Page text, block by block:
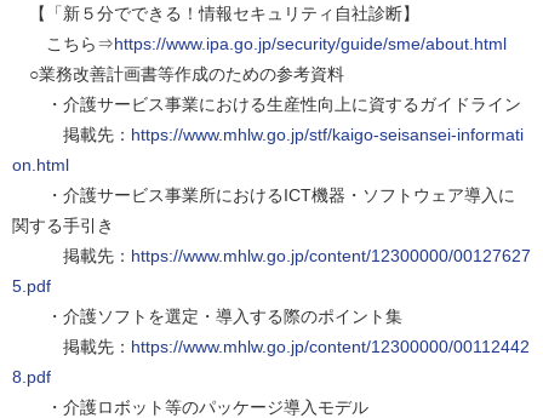
【「新５分でできる！情報セキュリティ自社診断】
こちら⇒https://www.ipa.go.jp/security/guide/sme/about.html
○業務改善計画書等作成のための参考資料
・介護サービス事業における生産性向上に資するガイドライン
掲載先： https://www.mhlw.go.jp/stf/kaigo-seisansei-informati
on.html
・介護サービス事業所におけるICT機器・ソフトウェア導入に
関する手引き
掲載先： https://www.mhlw.go.jp/content/12300000/00127627
5.pdf
・介護ソフトを選定・導入する際のポイント集
掲載先： https://www.mhlw.go.jp/content/12300000/00112442
8.pdf
・介護ロボット等のパッケージ導入モデル